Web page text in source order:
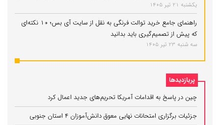
یکشنبه 21 تیر 1405
راهنمای جامع خرید توالت فرنگی به نقل از سایت آی بس؛ ۱۰ نکته‌ای
که پیش از تصمیم‌گیری باید بدانید
سه شنبه 23 تیر 1405
پربازدیدها
چین در پاسخ به اقدامات آمریکا تحریم‌های جدید اعمال کرد
جزئیات برگزاری امتحانات نهایی معوق دانش‌آموزان ۴ استان جنوبی